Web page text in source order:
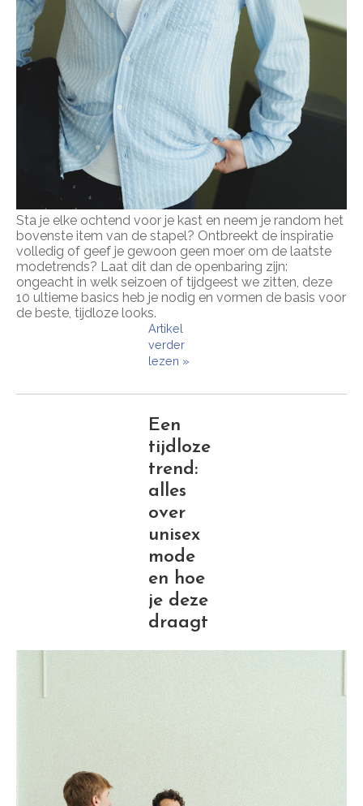
Sta je elke ochtend voor je kast en neem je random het
bovenste item van de stapel? Ontbreekt de inspiratie
volledig of geef je gewoon geen moer om de laatste
modetrends? Laat dit dan de openbaring zijn:
ongeacht in welk seizoen of tijdgeest we zitten, deze
10 ultieme basics heb je nodig en vormen de basis voor
de beste, tijdloze looks.
Artikel
verder
lezen »
Een
tijdloze
trend:
alles
over
unisex
mode
en hoe
je deze
draagt